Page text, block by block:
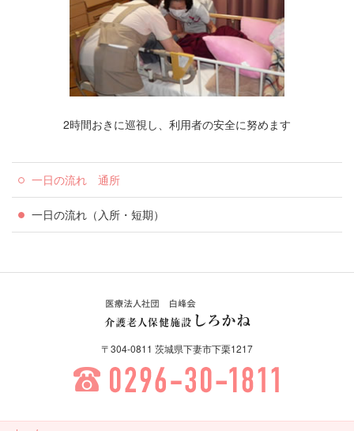
2時間おきに巡視し、利用者の安全に努めます
一日の流れ 通所
一日の流れ（入所・短期）
人保健施設しろかね
〒304-0811 茨城県下妻市下栗1217